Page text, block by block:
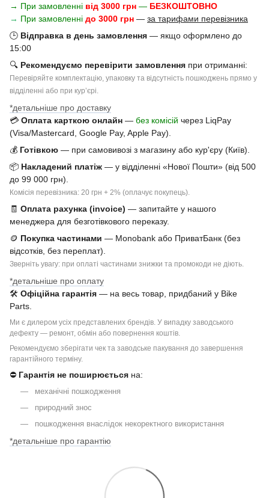
→ При замовленні від 3000 грн — БЕЗКОШТОВНО
→ При замовленні до 3000 грн — за тарифами перевізника
🕒 Відправка в день замовлення — якщо оформлено до
15:00
🔍 Рекомендуємо перевірити замовлення при отриманні:
Перевіряйте комплектацію, упаковку та відсутність пошкоджень прямо у
відділенні або при курʼєрі.
*детальніше про доставку
💳 Оплата карткою онлайн — без комісій через LiqPay
(Visa/Mastercard, Google Pay, Apple Pay).
💰 Готівкою — при самовивозі з магазину або кур'єру (Київ).
📦 Накладений платіж — у відділенні «Нової Пошти» (від 500
до 99 000 грн).
Комісія перевізника: 20 грн + 2% (оплачує покупець).
🧾 Оплата рахунка (invoice) — запитайте у нашого
менеджера для безготівкового переказу.
🪙 Покупка частинами — Monobank або ПриватБанк (без
відсотків, без переплат).
Зверніть увагу: при оплаті частинами знижки та промокоди не діють.
*детальніше про оплату
🛠 Офіційна гарантія — на весь товар, придбаний у Bike
Parts.
Ми є дилером усіх представлених брендів. У випадку заводського
дефекту — ремонт, обмін або повернення коштів.
Рекомендуємо зберігати чек та заводське пакування до завершення
гарантійного терміну.
⛔ Гарантія не поширюється на:
механічні пошкодження
природний знос
пошкодження внаслідок некоректного використання
*детальніше про гарантію